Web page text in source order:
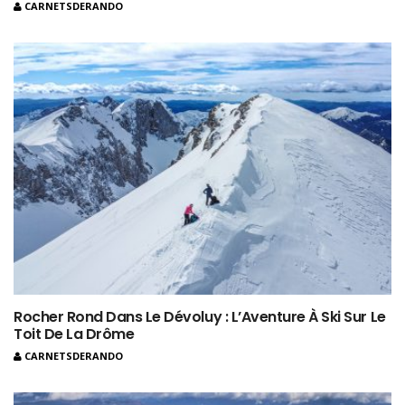
CARNETSDERANDO
Rocher Rond Dans Le Dévoluy : L’Aventure À Ski Sur Le
Toit De La Drôme
CARNETSDERANDO